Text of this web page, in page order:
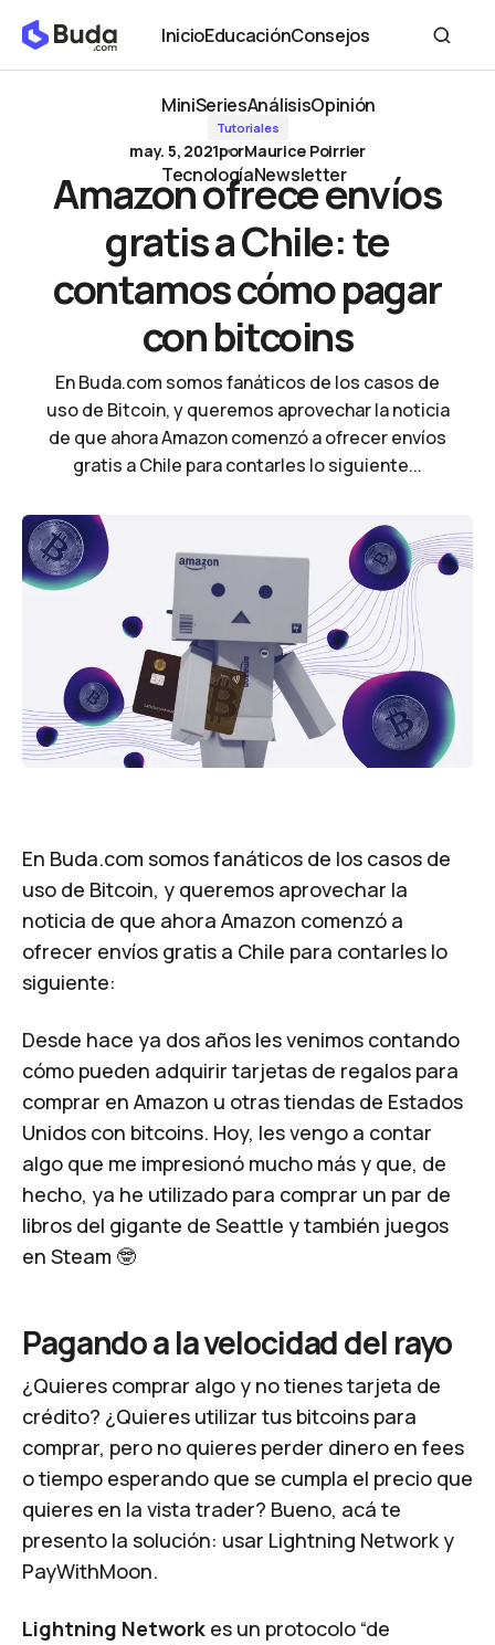
Inicio
Inicio
Educación
Educación
Consejos
Consejos
MiniSeries
MiniSeries
Análisis
Análisis
Opinión
Tecnología
Tecnología
Newsletter
Newsletter
Amazon ofrece envíos gratis a Chile: te contamos cómo pagar con
Tutoriales
may. 5, 2021porMaurice Poirrier
Amazon ofrece envíos
gratis a Chile: te
contamos cómo pagar
con bitcoins
En Buda.com somos fanáticos de los casos de
uso de Bitcoin, y queremos aprovechar la noticia
de que ahora Amazon comenzó a ofrecer envíos
gratis a Chile para contarles lo siguiente...
En Buda.com somos fanáticos de los casos de
uso de Bitcoin, y queremos aprovechar la
noticia de que ahora Amazon comenzó a
ofrecer envíos gratis a Chile para contarles lo
siguiente:
Desde hace ya dos años les venimos contando
cómo pueden adquirir tarjetas de regalos para
comprar en Amazon u otras tiendas de Estados
Unidos con bitcoins. Hoy, les vengo a contar
algo que me impresionó mucho más y que, de
hecho, ya he utilizado para comprar un par de
libros del gigante de Seattle y también juegos
en Steam 🤓
Pagando a la velocidad del rayo
¿Quieres comprar algo y no tienes tarjeta de
crédito? ¿Quieres utilizar tus bitcoins para
comprar, pero no quieres perder dinero en fees
o tiempo esperando que se cumpla el precio que
quieres en la vista trader? Bueno, acá te
presento la solución: usar Lightning Network y
PayWithMoon.
Lightning Network es un protocolo “de